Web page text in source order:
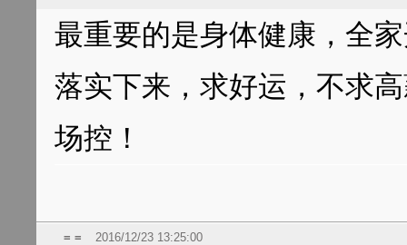
最重要的是身体健康，全
落实下来，求好运，不求
场控！
= = 2016/12/23 13:25:00